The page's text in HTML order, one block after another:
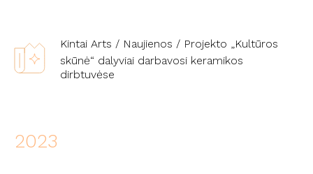
Kintai Arts / Naujienos / Projekto „Kultūros
skūnė“ dalyviai darbavosi keramikos
dirbtuvėse
2023